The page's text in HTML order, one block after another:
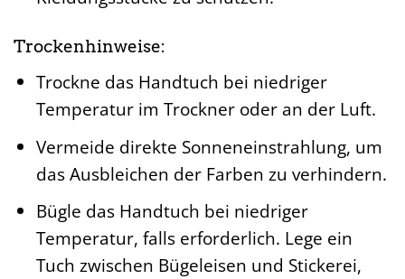
Trockenhinweise:
Trockne das Handtuch bei niedriger
Temperatur im Trockner oder an der Luft.
Vermeide direkte Sonneneinstrahlung, um
das Ausbleichen der Farben zu verhindern.
Bügle das Handtuch bei niedriger
Temperatur, falls erforderlich. Lege ein
Tuch zwischen Bügeleisen und Stickerei,